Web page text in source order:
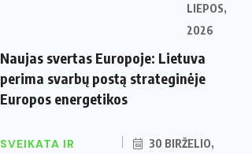
LIEPOS,
2026
Naujas svertas Europoje: Lietuva
perima svarbų postą strateginėje
Europos energetikos
SVEIKATA IR
30 BIRŽELIO,